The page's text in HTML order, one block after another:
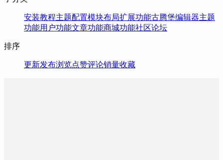
安装教程主题配置模块布局扩展功能古腾堡编辑器主题
功能用户功能文章功能商城功能社区论坛
排序
更新发布浏览点赞评论销量收藏